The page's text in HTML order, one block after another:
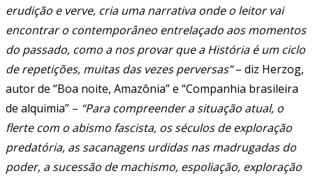
erudição e verve, cria uma narrativa onde o leitor vai
encontrar o contemporâneo entrelaçado aos momentos
do passado, como a nos provar que a História é um ciclo
de repetições, muitas das vezes perversas”– diz Herzog,
autor de “Boa noite, Amazônia” e “Companhia brasileira
de alquimia” – “Para compreender a situação atual, o
flerte com o abismo fascista, os séculos de exploração
predatória, as sacanagens urdidas nas madrugadas do
poder, a sucessão de machismo, espoliação, exploração